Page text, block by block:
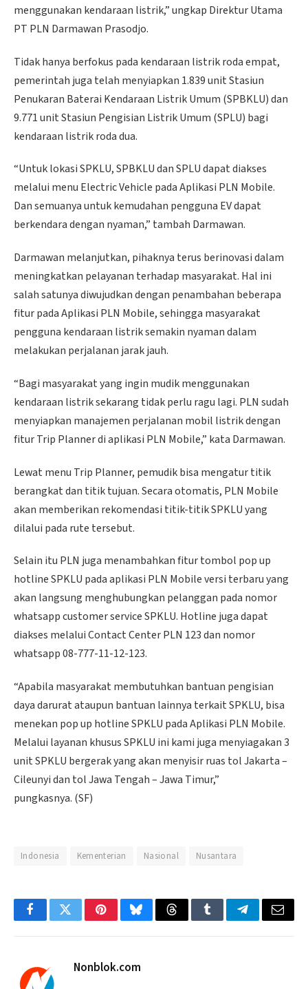
menggunakan kendaraan listrik,” ungkap Direktur Utama
PT PLN Darmawan Prasodjo.
Tidak hanya berfokus pada kendaraan listrik roda empat,
pemerintah juga telah menyiapkan 1.839 unit Stasiun
Penukaran Baterai Kendaraan Listrik Umum (SPBKLU) dan
9.771 unit Stasiun Pengisian Listrik Umum (SPLU) bagi
kendaraan listrik roda dua.
“Untuk lokasi SPKLU, SPBKLU dan SPLU dapat diakses
melalui menu Electric Vehicle pada Aplikasi PLN Mobile.
Dan semuanya untuk kemudahan pengguna EV dapat
berkendara dengan nyaman,” tambah Darmawan.
Darmawan melanjutkan, pihaknya terus berinovasi dalam
meningkatkan pelayanan terhadap masyarakat. Hal ini
salah satunya diwujudkan dengan penambahan beberapa
fitur pada Aplikasi PLN Mobile, sehingga masyarakat
pengguna kendaraan listrik semakin nyaman dalam
melakukan perjalanan jarak jauh.
“Bagi masyarakat yang ingin mudik menggunakan
kendaraan listrik sekarang tidak perlu ragu lagi. PLN sudah
menyiapkan manajemen perjalanan mobil listrik dengan
fitur Trip Planner di aplikasi PLN Mobile,” kata Darmawan.
Lewat menu Trip Planner, pemudik bisa mengatur titik
berangkat dan titik tujuan. Secara otomatis, PLN Mobile
akan memberikan rekomendasi titik-titik SPKLU yang
dilalui pada rute tersebut.
Selain itu PLN juga menambahkan fitur tombol pop up
hotline SPKLU pada aplikasi PLN Mobile versi terbaru yang
akan langsung menghubungkan pelanggan pada nomor
whatsapp customer service SPKLU. Hotline juga dapat
diakses melalui Contact Center PLN 123 dan nomor
whatsapp 08-777-11-12-123.
“Apabila masyarakat membutuhkan bantuan pengisian
daya darurat ataupun bantuan lainnya terkait SPKLU, bisa
menekan pop up hotline SPKLU pada Aplikasi PLN Mobile.
Melalui layanan khusus SPKLU ini kami juga menyiagakan 3
unit SPKLU bergerak yang akan menyisir ruas tol Jakarta –
Cileunyi dan tol Jawa Tengah – Jawa Timur,”
pungkasnya. (SF)
Indonesia Kementerian Nasional Nusantara
FacebookTwitterPinterestBlueskyThreadsTumblrTelegramEmail
Nonblok.com